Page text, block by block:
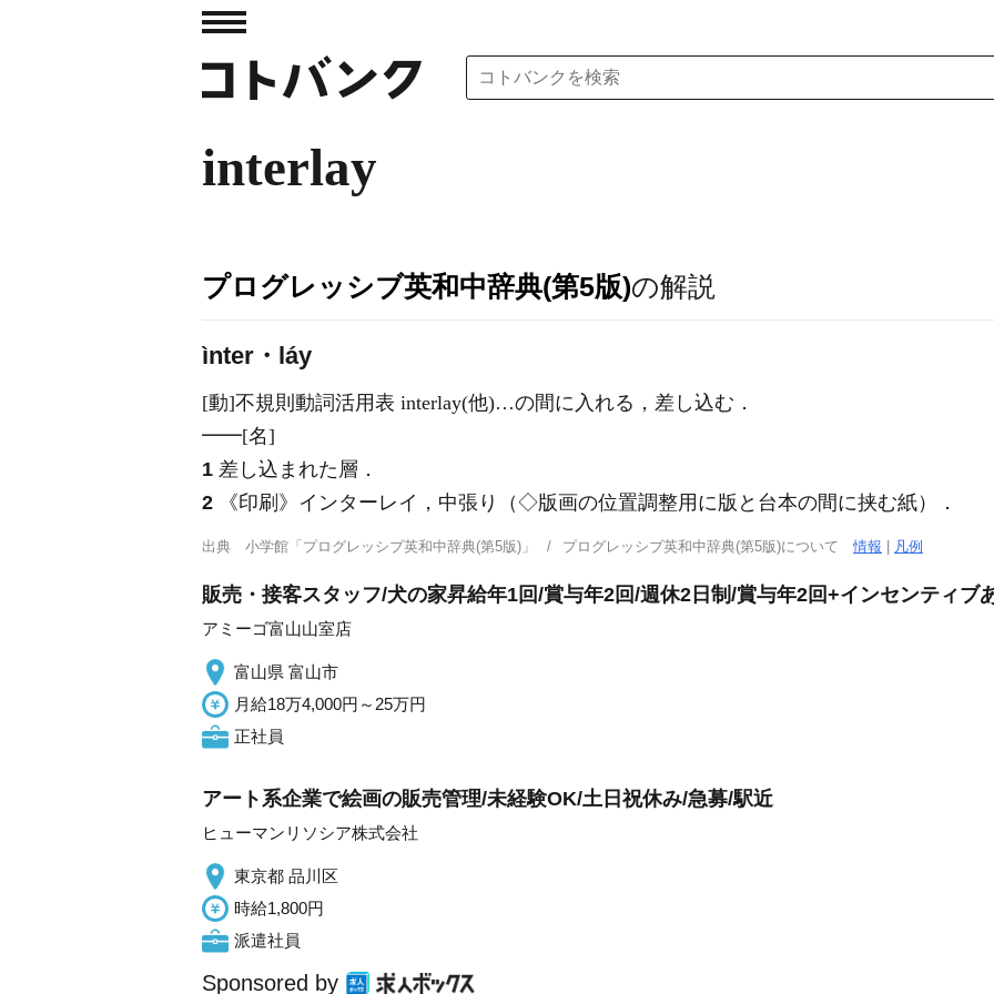
interlay
プログレッシブ英和中辞典(第5版)の解説
ìnter・láy
[動]不規則動詞活用表 interlay(他)…の間に入れる，差し込む ．
━━[名]
1 差し込まれた層 ．
2
《印刷》 インターレイ，中張り（◇版画の位置調整用に版と台本の間に挟む紙） ．
出典 小学館「プログレッシブ英和中辞典(第5版)」 プログレッシブ英和中辞典(第5版)について情報 凡例
販売・接客スタッフ/犬の家昇給年1回/賞与年2回/週休2日制/賞与年2回+インセンティブ
アミーゴ富山山室店
富山県 富山市
月給18万4,000円～25万円
正社員
アート系企業で絵画の販売管理/未経験OK/土日祝休み/急募/駅近
ヒューマンリソシア株式会社
東京都 品川区
時給1,800円
派遣社員
Sponsored by